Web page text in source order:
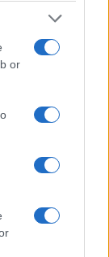
or
το
τον